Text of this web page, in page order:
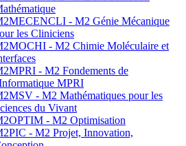
- M2 Génie Mécanique
les Cliniciens
- M2 Chimie Moléculaire et
- M2 Fondements de
MPRI
- M2 Mathématiques pour les
du Vivant
- M2 Optimisation
- M2 Projet, Innovation,